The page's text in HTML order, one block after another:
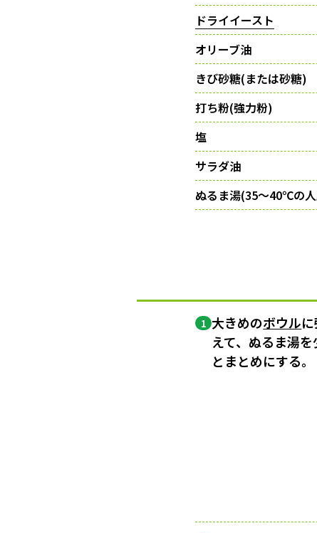
ドライイースト
オリーブ油
きび砂糖(または砂糖)
打ち粉(強力粉)
塩
サラダ油
ぬるま湯(35〜40℃の
1 大きめのボウル
えて、ぬるま湯
とまとめにする。